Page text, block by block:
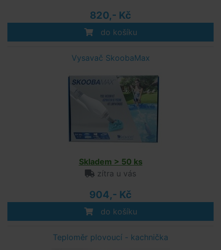
820,- Kč
do košíku
Vysavač SkoobaMax
Skladem > 50 ks
zítra u vás
904,- Kč
do košíku
Teploměr plovoucí - kachnička